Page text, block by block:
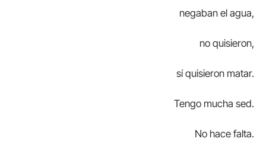
negaban el agua,
no quisieron,
sí quisieron matar.
Tengo mucha sed.
No hace falta.